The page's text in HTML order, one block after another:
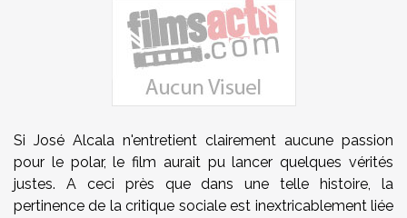
Si José Alcala n'entretient clairement aucune passion
pour le polar, le film aurait pu lancer quelques vérités
justes. A ceci près que dans une telle histoire, la
pertinence de la critique sociale est inextricablement liée